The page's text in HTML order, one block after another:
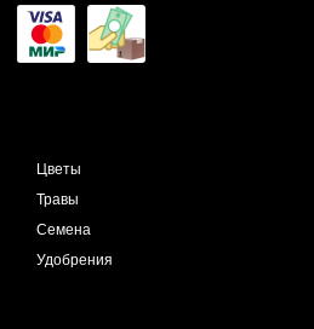
Цветы
Травы
Семена
Удобрения